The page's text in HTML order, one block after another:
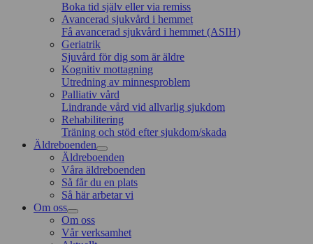
Boka tid själv eller via remiss
Avancerad sjukvård i hemmet
Få avancerad sjukvård i hemmet (ASIH)
Geriatrik
Sjuvård för dig som är äldre
Kognitiv mottagning
Utredning av minnesproblem
Palliativ vård
Lindrande vård vid allvarlig sjukdom
Rehabilitering
Träning och stöd efter sjukdom/skada
Äldreboenden
Äldreboenden
Våra äldreboenden
Så får du en plats
Så här arbetar vi
Om oss
Om oss
Vår verksamhet